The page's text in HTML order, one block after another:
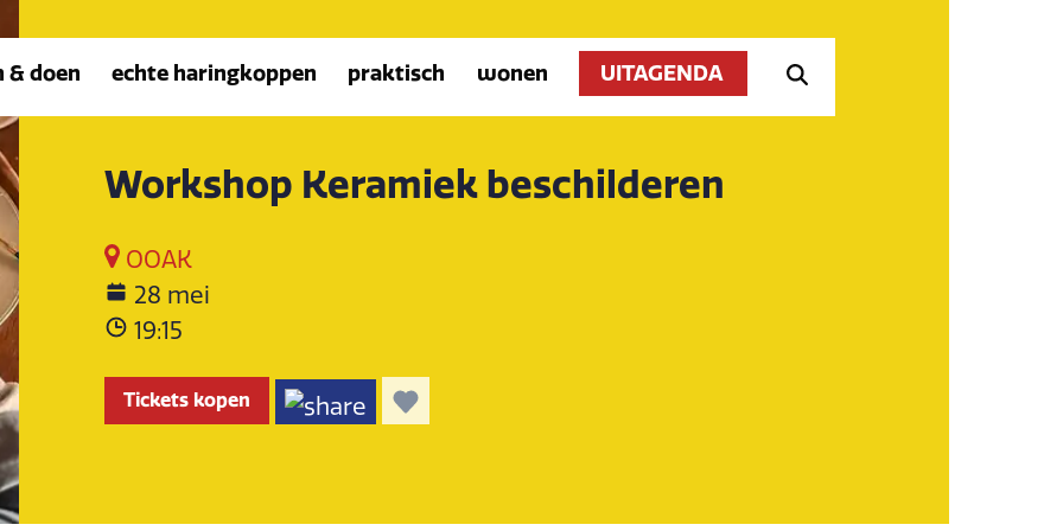
& doen echte haringkoppen praktisch wonen UITAGENDA
Workshop Keramiek beschilderen
OOAK
28 mei
19:15
Tickets kopen